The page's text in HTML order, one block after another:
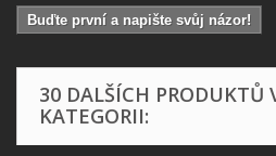
Buďte první a napište svůj názor!
30 DALŠÍCH PRODUKTŮ
KATEGORII: